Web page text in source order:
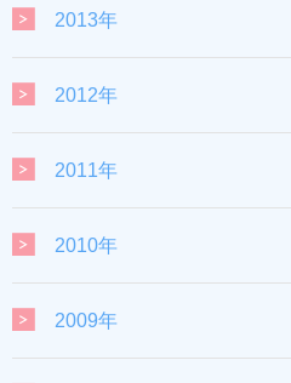
2013年
2012年
2011年
2010年
2009年